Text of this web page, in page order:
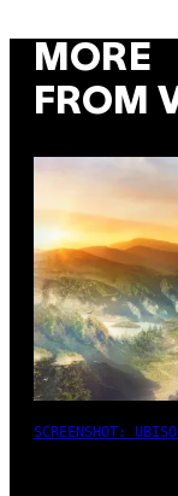
MORE
FROM
SCREENSHOT: